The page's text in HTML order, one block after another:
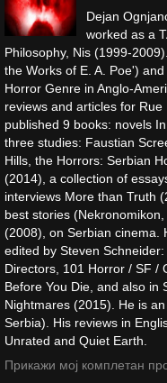
Dejan
worked as a
Philosophy, Nis (1999-
the Works of E. A. Poe')
Horror Genre in Anglo-
reviews and articles for
published 9 books: novels
three studies: Faustian
Hills, the Horrors: Serbian
(2014), a collection of
interviews More than Truth
best stories
(2008), on Serbian cinema.
edited by Steven
Directors, 101 Horror / SF /
Before You Die, and also in
Nightmares (2015). He is
Serbia). His reviews in
Unrated and Quiet Earth.
Прикажи мој комплетан